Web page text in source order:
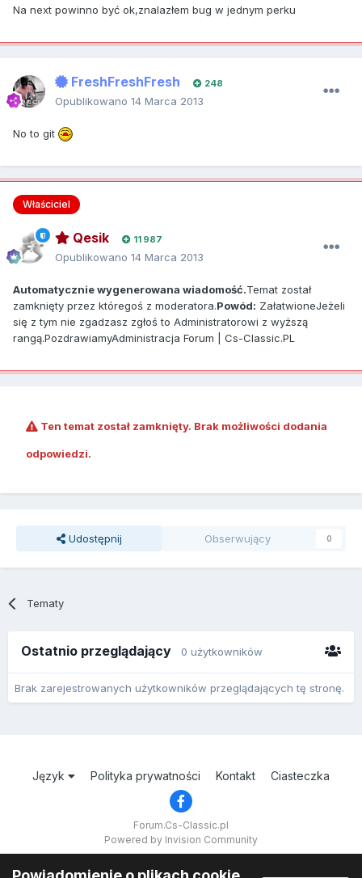
Na next powinno być ok,znalazłem bug w jednym perku
FreshFreshFresh 248
Opublikowano 14 Marca 2013
No to git
Właściciel
Qesik 11 987
Opublikowano 14 Marca 2013
Automatycznie wygenerowana wiadomość.Temat został
zamknięty przez któregoś z moderatora.Powód: ZałatwioneJeżeli
się z tym nie zgadzasz zgłoś to Administratorowi z wyższą
rangą.PozdrawiamyAdministracja Forum | Cs-Classic.PL
Ten temat został zamknięty. Brak możliwości dodania
odpowiedzi.
Udostępnij Obserwujący 0
Tematy
Ostatnio przeglądający 0 użytkowników
Brak zarejestrowanych użytkowników przeglądających tę stronę.
Język Polityka prywatności Kontakt Ciasteczka
Forum.Cs-Classic.pl
Powered by Invision Community